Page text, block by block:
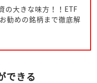
の大きな味方！！ETF
勧めの銘柄まで徹底解
できる